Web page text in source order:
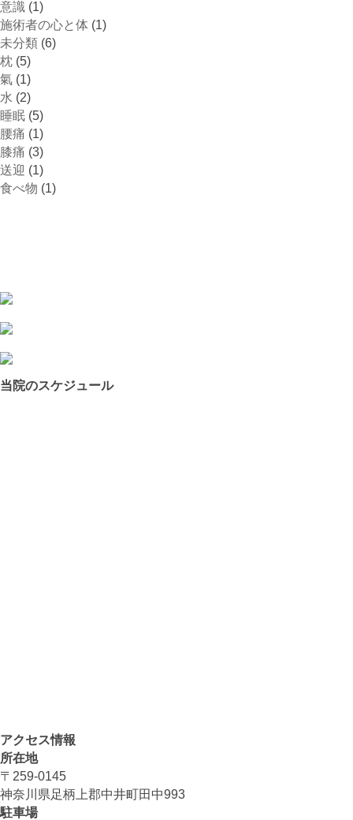
意識 (1)
施術者の心と体 (1)
未分類 (6)
枕 (5)
氣 (1)
水 (2)
睡眠 (5)
腰痛 (1)
膝痛 (3)
送迎 (1)
食べ物 (1)
当院のスケジュール
アクセス情報
所在地
〒259-0145
神奈川県足柄上郡中井町田中993
駐車場